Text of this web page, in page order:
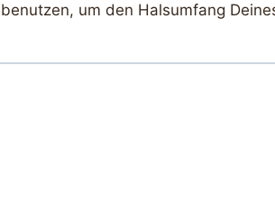
um den Halsumfang